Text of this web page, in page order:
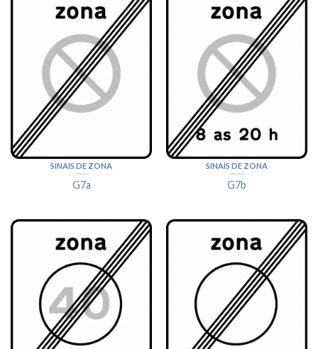
SINAIS DE ZONA
G7a
SINAIS DE ZONA
G7b